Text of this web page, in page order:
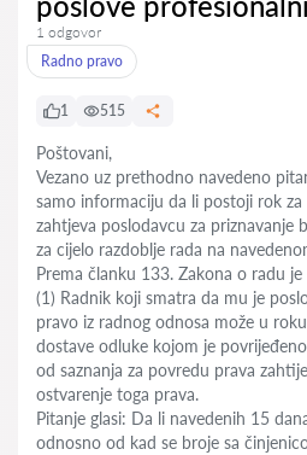
1 odgovor
Radno pravo
1 515
Poštovani,
Vezano uz prethodno navedeno
samo informaciju da li postoji rok za
zahtjeva poslodavcu za priznavanje
za cijelo razdoblje rada na
Prema članku 133. Zakona o radu je
(1) Radnik koji smatra da mu je
pravo iz radnog odnosa može u
dostave odluke kojom je
od saznanja za povredu prava
ostvarenje toga prava.
Pitanje glasi: Da li navedenih 15
odnosno od kad se broje sa